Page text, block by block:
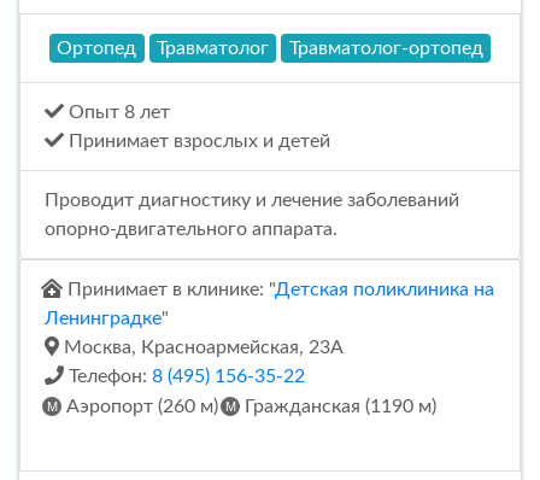
Ортопед Травматолог Травматолог-ортопед
Опыт 8 лет
Принимает взрослых и детей
Проводит диагностику и лечение заболеваний
опорно-двигательного аппарата.
Принимает в клинике: "Детская поликлиника на
Ленинградке"
Москва, Красноармейская, 23А
Телефон: 8 (495) 156-35-22
Аэропорт (260 м)
Гражданская (1190 м)